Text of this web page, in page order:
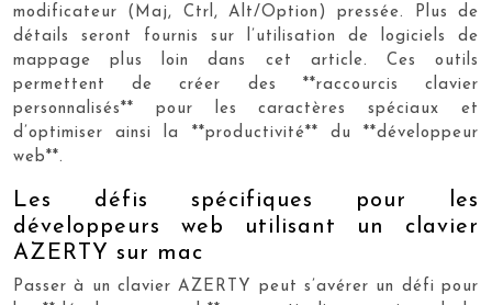
modificateur (Maj, Ctrl, Alt/Option) pressée. Plus de
détails seront fournis sur l’utilisation de logiciels de
mappage plus loin dans cet article. Ces outils
permettent de créer des **raccourcis clavier
personnalisés** pour les caractères spéciaux et
d’optimiser ainsi la **productivité** du **développeur
web**.
Les défis spécifiques pour les
développeurs web utilisant un clavier
AZERTY sur mac
Passer à un clavier AZERTY peut s’avérer un défi pour